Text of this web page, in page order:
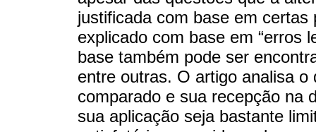
justificada com base em
explicado com base em “erros
base também pode ser
entre outras. O artigo analisa
comparado e sua recepção na
sua aplicação seja bastante